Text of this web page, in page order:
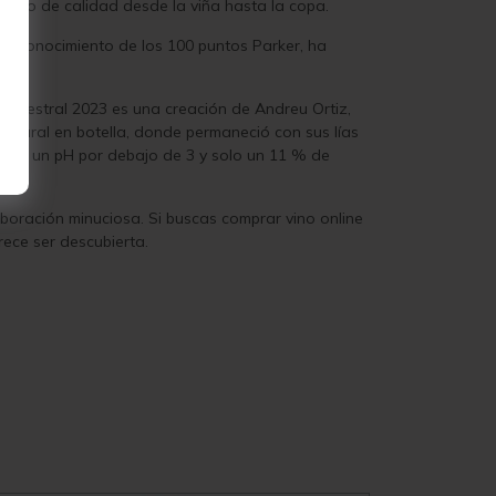
de calidad desde la viña hasta la copa.
de los 100 puntos Parker, ha
2023 es una creación de Andreu Ortiz,
en botella, donde permaneció con sus lías
un pH por debajo de 3 y solo un 11 % de
minuciosa. Si buscas comprar vino online
ser descubierta.